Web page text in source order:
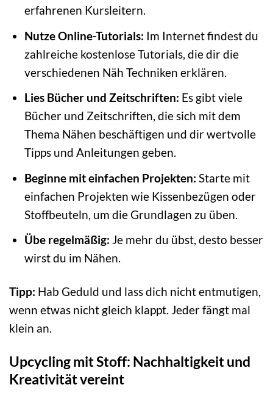
erfahrenen Kursleitern.
Nutze Online-Tutorials: Im Internet findest du
zahlreiche kostenlose Tutorials, die dir die
verschiedenen Näh Techniken erklären.
Lies Bücher und Zeitschriften: Es gibt viele
Bücher und Zeitschriften, die sich mit dem
Thema Nähen beschäftigen und dir wertvolle
Tipps und Anleitungen geben.
Beginne mit einfachen Projekten: Starte mit
einfachen Projekten wie Kissenbezügen oder
Stoffbeuteln, um die Grundlagen zu üben.
Übe regelmäßig: Je mehr du übst, desto besser
wirst du im Nähen.
Tipp: Hab Geduld und lass dich nicht entmutigen,
wenn etwas nicht gleich klappt. Jeder fängt mal
klein an.
Upcycling mit Stoff: Nachhaltigkeit und
Kreativität vereint